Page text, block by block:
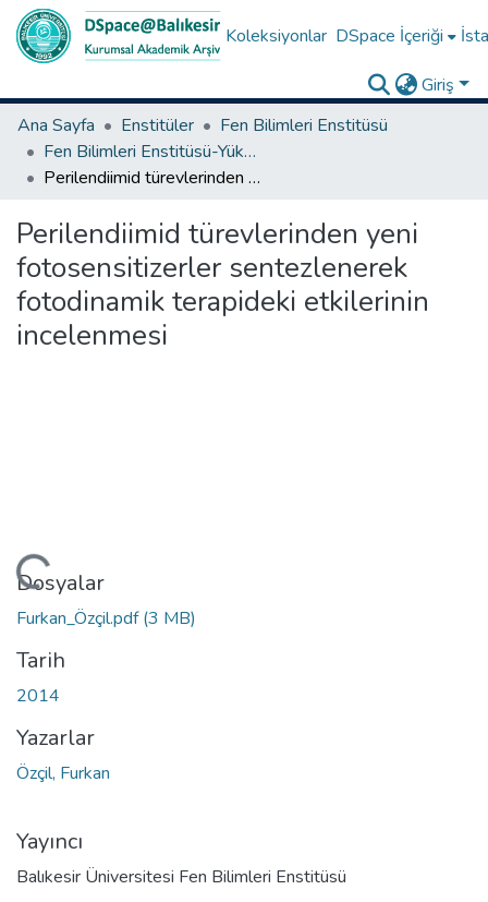
Koleksiyonlar DSpace İçeriği
Giriş
Ana Sayfa
Enstitüler
Fen Bilimleri Enstitüsü
Fen Bilimleri Enstitüsü-Yüksek Lisans Tezleri
Perilendiimid türevlerinden yeni fotosensitizerler sentezlenerek fotodinamik terapideki etkilerinin incelenmesi
Perilendiimid türevlerinden yeni
fotosensitizerler sentezlenerek
fotodinamik terapideki etkilerinin
incelenmesi
Dosyalar
Furkan_Özçil.pdf(3 MB)
Tarih
2014
Yazarlar
Özçil, Furkan
Yayıncı
Balıkesir Üniversitesi Fen Bilimleri Enstitüsü